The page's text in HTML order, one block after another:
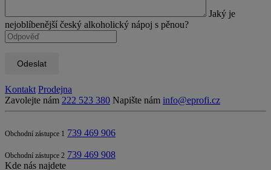
Jaký je
nejoblíbenější český alkoholický nápoj s pěnou?
Odeslat
Kontakt Prodejna
Zavolejte nám 222 523 380 Napište nám info@eprofi.cz
Obchodní zástupce 1 739 469 906
Obchodní zástupce 2 739 469 908
Kde nás najdete